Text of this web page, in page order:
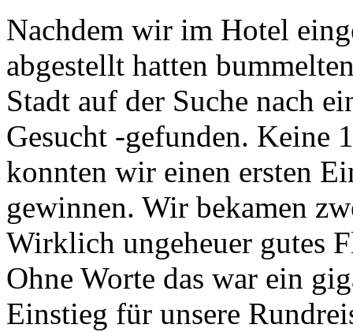
Nachdem wir im Hotel
abgestellt hatten
Stadt auf der Suche nach
Gesucht -gefunden. Keine
konnten wir einen ersten
gewinnen. Wir bekamen
Wirklich ungeheuer gutes
Ohne Worte das war ein
Einstieg für unsere